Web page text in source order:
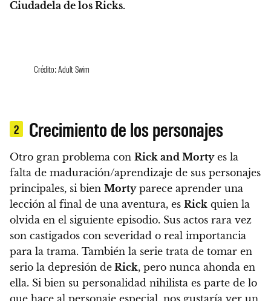
Ciudadela de los Ricks.
Crédito: Adult Swim
2 Crecimiento de los personajes
Otro gran problema con Rick and Mortyes la
falta de maduración/aprendizaje de sus personajes
principales, si bien Mortyparece aprender una
lección al final de una aventura, es Rick quien la
olvida en el siguiente episodio. Sus actos rara vez
son castigados con severidad o real importancia
para la trama. También la serie trata de tomar en
serio la depresión de Rick, pero nunca ahonda en
ella. Si bien su personalidad nihilista es parte de lo
que hace al personaje especial, nos gustaría ver un